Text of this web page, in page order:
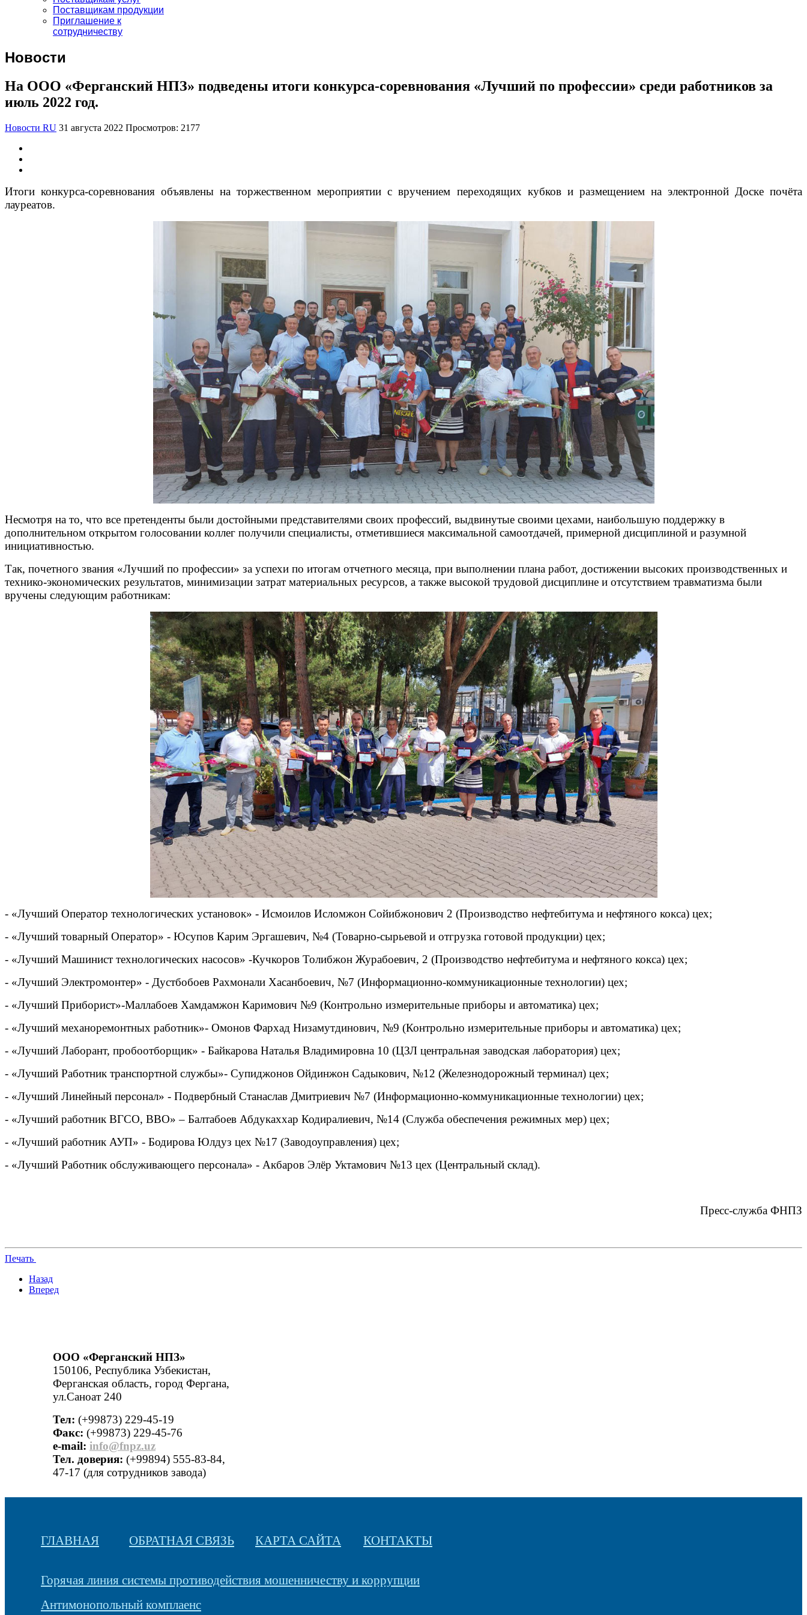
Поставщикам продукции
Приглашение к
сотрудничеству
Новости
На ООО «Ферганский НПЗ» подведены итоги конкурса-соревнования «Лучший по профессии» среди работников за
июль 2022 год.
Новости RU 31 августа 2022 Просмотров: 2177
Итоги конкурса-соревнования объявлены на торжественном мероприятии с вручением переходящих кубков и размещением на электронной Доске почёта
лауреатов.
Несмотря на то, что все претенденты были достойными представителями своих профессий, выдвинутые своими цехами, наибольшую поддержку в
дополнительном открытом голосовании коллег получили специалисты, отметившиеся максимальной самоотдачей, примерной дисциплиной и разумной
инициативностью.
Так, почетного звания «Лучший по профессии» за успехи по итогам отчетного месяца, при выполнении плана работ, достижении высоких производственных и
технико-экономических результатов, минимизации затрат материальных ресурсов, а также высокой трудовой дисциплине и отсутствием травматизма были
вручены следующим работникам:
- «Лучший Оператор технологических установок» - Исмоилов Исломжон Сойибжонович 2 (Производство нефтебитума и нефтяного кокса) цех;
- «Лучший товарный Оператор» - Юсупов Карим Эргашевич, №4 (Товарно-сырьевой и отгрузка готовой продукции) цех;
- «Лучший Машинист технологических насосов» -Кучкоров Толибжон Журабоевич, 2 (Производство нефтебитума и нефтяного кокса) цех;
- «Лучший Электромонтер» - Дустбобоев Рахмонали Хасанбоевич, №7 (Информационно-коммуникационные технологии) цех;
- «Лучший Приборист»-Маллабоев Хамдамжон Каримович №9 (Контрольно измерительные приборы и автоматика) цех;
- «Лучший механоремонтных работник»- Омонов Фархад Низамутдинович, №9 (Контрольно измерительные приборы и автоматика) цех;
- «Лучший Лаборант, пробоотборщик» - Байкарова Наталья Владимировна 10 (ЦЗЛ центральная заводская лаборатория) цех;
- «Лучший Работник транспортной службы»- Супиджонов Ойдинжон Садыкович, №12 (Железнодорожный терминал) цех;
- «Лучший Линейный персонал» - Подвербный Станаслав Дмитриевич №7 (Информационно-коммуникационные технологии) цех;
- «Лучший работник ВГСО, ВВО» – Балтабоев Абдукаххар Кодиралиевич, №14 (Служба обеспечения режимных мер) цех;
- «Лучший работник АУП» - Бодирова Юлдуз цех №17 (Заводоуправления) цех;
- «Лучший Работник обслуживающего персонала» - Акбаров Элёр Уктамович №13 цех (Центральный склад).
Пресс-служба ФНПЗ
Печать
Назад
Вперед
ООО «Ферганский НПЗ»
150106, Республика Узбекистан,
Ферганская область, город Фергана,
ул.Саноат 240
Тел: (+99873) 229-45-19
Факс: (+99873) 229-45-76
е-mail: info@fnpz.uz
Тел. доверия: (+99894) 555-83-84,
47-17 (для сотрудников завода)
ГЛАВНАЯ ОБРАТНАЯ СВЯЗЬ КАРТА САЙТА КОНТАКТЫ
Горячая линия системы противодействия мошенничеству и коррупции
Антимонопольный комплаенс